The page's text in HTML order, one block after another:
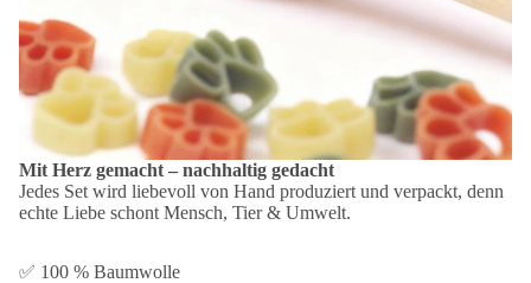
Mit Herz gemacht – nachhaltig gedacht
Jedes Set wird liebevoll von Hand produziert und verpackt, denn
echte Liebe schont Mensch, Tier & Umwelt.
✅ 100 % Baumwolle